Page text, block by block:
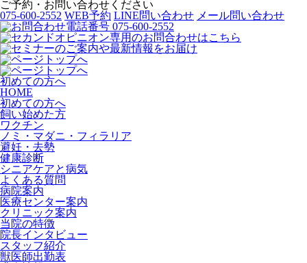
ご予約・お問い合わせください
075-600-2552 WEB予約 LINE問い合わせ メール問い合わせ
初めての方へ
HOME
初めての方へ
飼い始めた方
ワクチン
ノミ・マダニ・フィラリア
避妊・去勢
健康診断
シニアケアと病気
よくある質問
病院案内
医療センター案内
クリニック案内
当院の特徴
院長インタビュー
スタッフ紹介
獣医師出勤表